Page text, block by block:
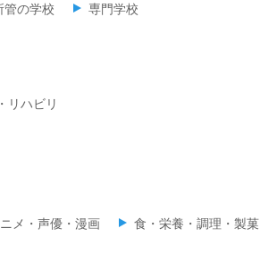
管の学校
専門学校
リハビリ
メ・声優・漫画 食・栄養・調理・製菓